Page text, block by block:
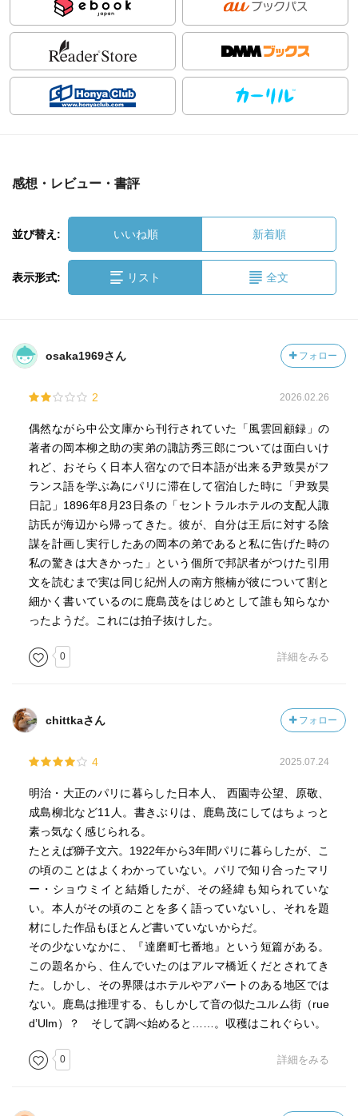
感想・レビュー・書評
並び替え: いいね順 新着順
表示形式: リスト 全文
osaka1969さん フォロー
2 2026.02.26
偶然ながら中公文庫から刊行されていた「風雲回顧録」の
著者の岡本柳之助の実弟の諏訪秀三郎については面白いけ
れど、おそらく日本人宿なので日本語が出来る尹致昊がフ
ランス語を学ぶ為にパリに滞在して宿泊した時に「尹致昊
日記」1896年8月23日条の「セントラルホテルの支配人諏
訪氏が海辺から帰ってきた。彼が、自分は王后に対する陰
謀を計画し実行したあの岡本の弟であると私に告げた時の
私の驚きは大きかった」という個所で邦訳者がつけた引用
文を読むまで実は同じ紀州人の南方熊楠が彼について割と
細かく書いているのに鹿島茂をはじめとして誰も知らなか
ったようだ。これには拍子抜けした。
0 詳細をみる
chittkaさん フォロー
4 2025.07.24
明治・大正のパリに暮らした日本人、 西園寺公望、原敬、
成島柳北など11人。書きぶりは、鹿島茂にしてはちょっと
素っ気なく感じられる。
たとえば獅子文六。1922年から3年間パリに暮らしたが、こ
の頃のことはよくわかっていない。パリで知り合ったマリ
ー・ショウミイと結婚したが、その経緯も知られていな
い。本人がその頃のことを多く語っていないし、それを題
材にした作品もほとんど書いていないからだ。
その少ないなかに、『達磨町七番地』という短篇がある。
この題名から、住んでいたのはアルマ橋近くだとされてき
た。しかし、その界隈はホテルやアパートのある地区では
ない。鹿島は推理する、もしかして音の似たユルム街（rue
d’Ulm）？ そして調べ始めると……。収穫はこれぐらい。
0 詳細をみる